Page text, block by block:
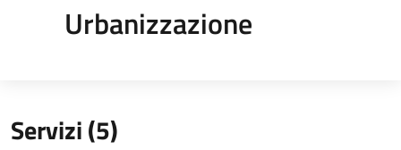
Urbanizzazione
Servizi (5)